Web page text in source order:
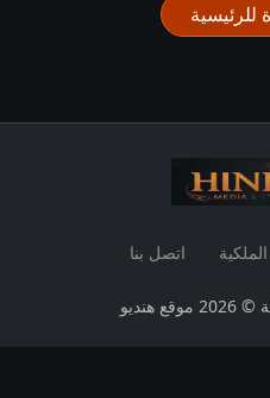
للرئيسية
اتصل بنا